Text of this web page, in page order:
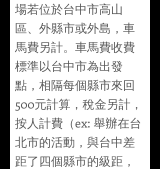
場若位於台中市高山
區、外縣市或外島，車
馬費另計。車馬費收費
標準以台中市為出發
點，相隔每個縣市來回
500元計算，稅金另計，
按人計費（ex: 舉辦在台
北市的活動，與台中差
距了四個縣市的級距，